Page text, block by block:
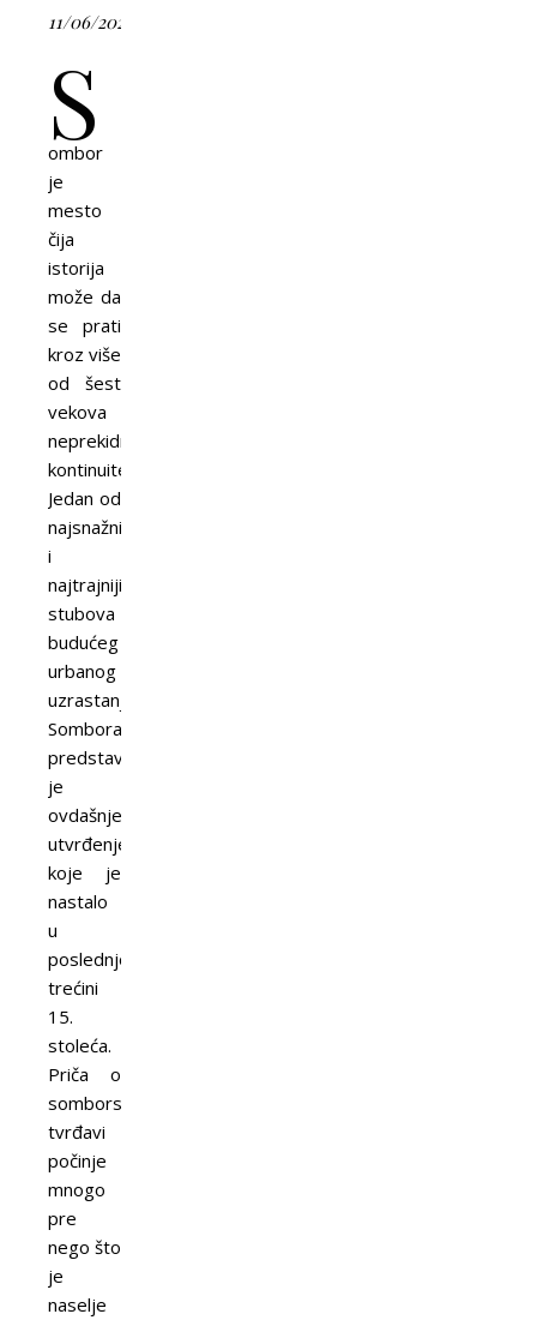
11/06/2026
S
ombor
je
mesto
čija
istorija
može da
se prati
kroz više
od šest
vekova
neprekidnog
kontinuiteta.
Jedan od
najsnažnijih
i
najtrajnijih
stubova
budućeg
urbanog
uzrastanja
Sombora
predstavljalo
je
ovdašnje
utvrđenje,
koje je
nastalo
u
poslednjoj
trećini
15.
stoleća.
Priča o
somborskoj
tvrđavi
počinje
mnogo
pre
nego što
je
naselje